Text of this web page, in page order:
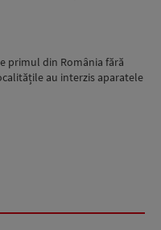
primul din România fără
au interzis aparatele